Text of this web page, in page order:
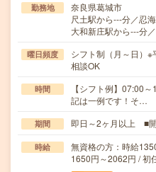
勤務地
奈良県葛城市
尺土駅から---分／忍
大和新庄駅から---分
曜日頻度
シフト制（月～日）
相談OK
時間
【シフト例】07:00
記は一例です！そ…
期間 即日～2ヶ月以上 ■開
時給
無資格の方：時給
1650円～2062円 / 初